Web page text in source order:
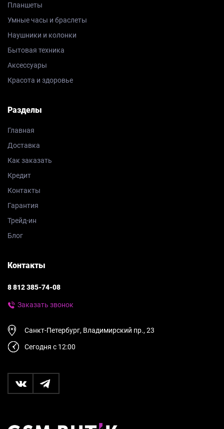
Планшеты
Умные часы и браслеты
Наушники и колонки
Бытовая техника
Аксессуары
Красота и здоровье
Разделы
Главная
Доставка
Как заказать
Кредит
Контакты
Гарантия
Трейд-ин
Блог
Контакты
8 812 385-74-08
Заказать звонок
Санкт-Петербург, Владимирский пр., 23
Сегодня с 12:00